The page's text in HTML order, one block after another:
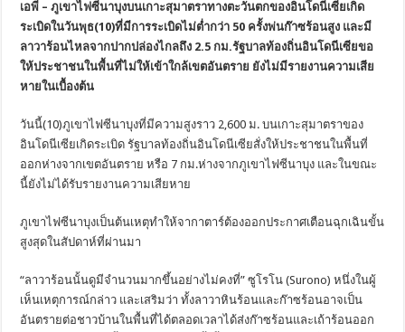
เอพี – ภูเขาไฟซีนาบุงบนเกาะสุมาตราทางตะวันตกของอินโดนีเซียเกิด
ระเบิดในวันพุธ(10)ที่มีการระเบิดไม่ต่ำกว่า 50 ครั้งพ่นก๊าซร้อนสูง และมี
ลาวาร้อนไหลจากปากปล่องไกลถึง 2.5 กม.รัฐบาลท้องถิ่นอินโดนีเซียขอ
ให้ประชาชนในพื้นที่ไม่ให้เข้าใกล้เขตอันตราย ยังไม่มีรายงานความเสีย
หายในเบื้องต้น
วันนี้(10)ภูเขาไฟซีนาบุงที่มีความสูงราว 2,600 ม. บนเกาะสุมาตราของ
อินโดนีเซียเกิดระเบิด รัฐบาลท้องถิ่นอินโดนีเซียสั่งให้ประชาชนในพื้นที่
ออกห่างจากเขตอันตราย หรือ 7 กม.ห่างจากภูเขาไฟซีนาบุง และในขณะ
นี้ยังไม่ได้รับรายงานความเสียหาย
ภูเขาไฟซีนาบุงเป็นต้นเหตุทำให้จากาตาร์ต้องออกประกาศเตือนฉุกเฉินขั้น
สูงสุดในสัปดาห์ที่ผ่านมา
“ลาวาร้อนนั้นดูมีจำนวนมากขึ้นอย่างไม่คงที่” ซูโรโน (Surono) หนึ่งในผู้
เห็นเหตุการณ์กล่าว และเสริมว่า ทั้งลาวาหินร้อนและก๊าซร้อนอาจเป็น
อันตรายต่อชาวบ้านในพื้นที่ได้ตลอดเวลาได้ส่งก๊าซร้อนและเถ้าร้อนออก